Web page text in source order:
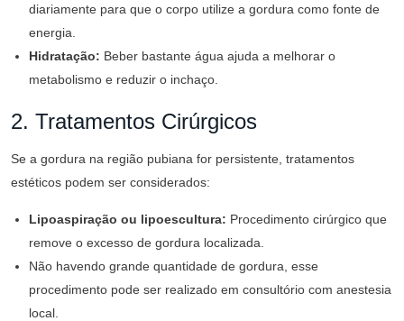
diariamente para que o corpo utilize a gordura como fonte de
energia.
Hidratação: Beber bastante água ajuda a melhorar o
metabolismo e reduzir o inchaço.
2. Tratamentos Cirúrgicos
Se a gordura na região pubiana for persistente, tratamentos
estéticos podem ser considerados:
Lipoaspiração ou lipoescultura: Procedimento cirúrgico que
remove o excesso de gordura localizada.
Não havendo grande quantidade de gordura, esse
procedimento pode ser realizado em consultório com anestesia
local.